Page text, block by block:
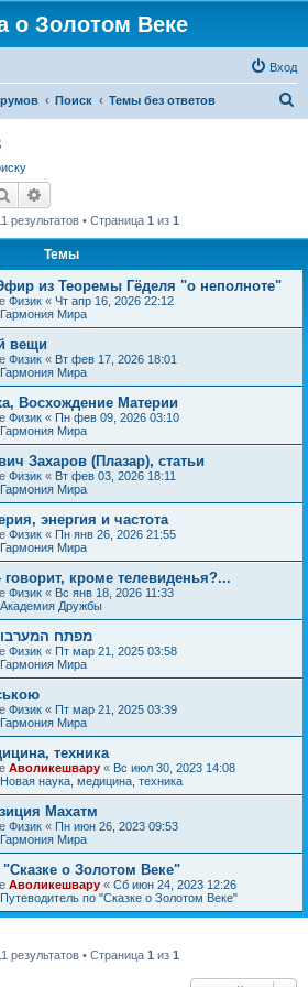
о Золотом Веке
Вход
Поиск Темы без ответов
Поиск
результатов • Страница 1 из 1
Темы
из Теоремы Гёделя "о неполноте"
Физик « Чт апр 16, 2026 22:12
Гармония Мира
вещи
Физик « Вт фев 17, 2026 18:01
Гармония Мира
Восхождение Материи
Физик « Пн фев 09, 2026 03:10
Гармония Мира
Захаров (Плазар), статьи
Физик « Вт фев 03, 2026 18:11
Гармония Мира
энергия и частота
Физик « Пн янв 26, 2026 21:55
Гармония Мира
кроме телевиденья?...
Физик « Вс янв 18, 2026 11:33
Академия Дружбы
מפתח
Физик « Пт мар 21, 2025 03:58
Гармония Мира
Физик « Пт мар 21, 2025 03:39
Гармония Мира
техника
Аволикешвару « Вс июл 30, 2023 14:08
Новая наука, медицина, техника
Махатм
Физик « Пн июн 26, 2023 09:53
Гармония Мира
о Золотом Веке"
Аволикешвару « Сб июн 24, 2023 12:26
Путеводитель по "Сказке о Золотом Веке"
результатов • Страница 1 из 1